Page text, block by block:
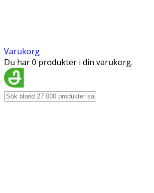
Varukorg
Du har 0 produkter i din varukorg.